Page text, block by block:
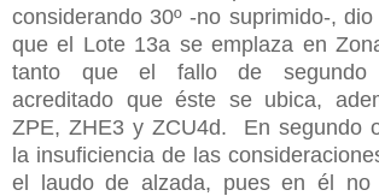
considerando 30º -no suprimido-,
que el Lote 13a se emplaza en
tanto que el fallo de segundo
acreditado que éste se ubica,
ZPE, ZHE3 y ZCU4d. En segundo
la insuficiencia de las
el laudo de alzada, pues en él no